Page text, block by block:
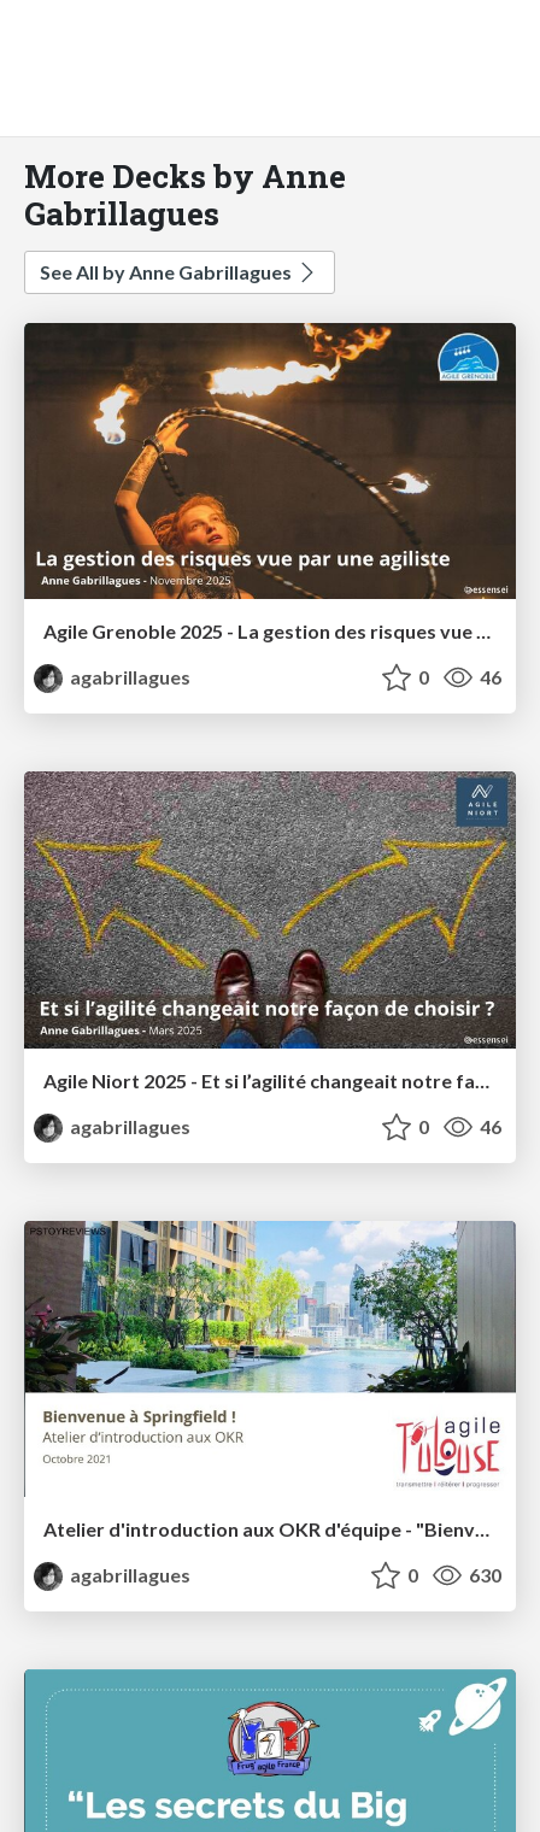
More Decks by Anne
Gabrillagues
See All by Anne Gabrillagues
Agile Grenoble 2025 - La gestion des risques vue par une agiliste
agabrillagues
0 46
agabrillagues
0 46
Atelier d'introduction aux OKR d'équipe - "Bienvenue à Springfield !"
agabrillagues
0 630